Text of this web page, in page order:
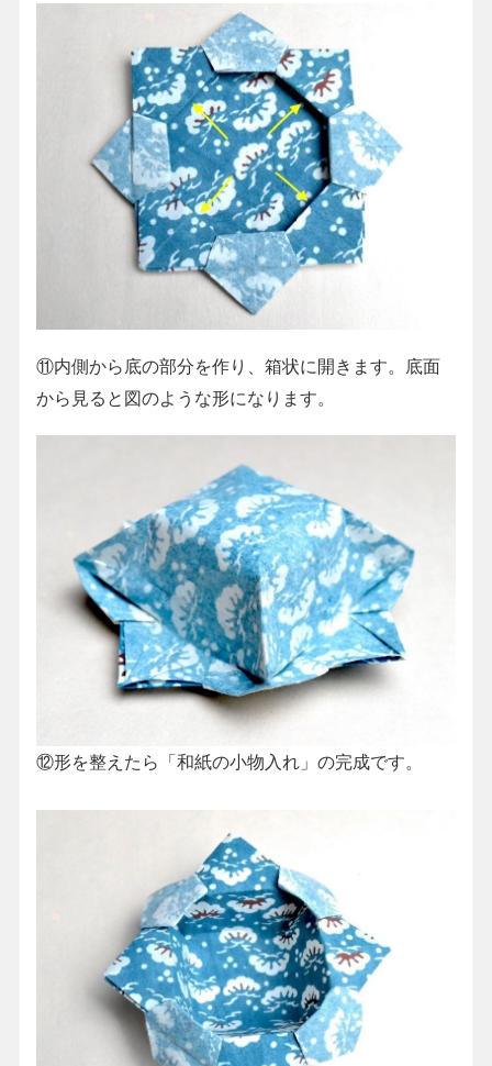
⑪内側から底の部分を作り、箱状に開きます。底面
から見ると図のような形になります。
⑫形を整えたら「和紙の小物入れ」の完成です。